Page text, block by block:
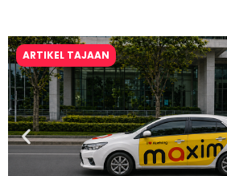
ARTIKEL TAJAAN